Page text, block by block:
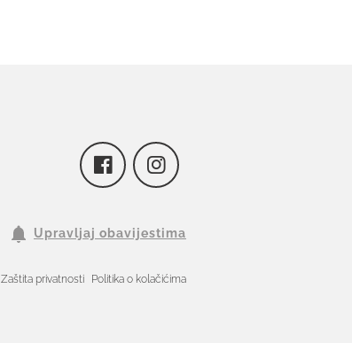
Upravljaj obavijestima
Zaštita privatnosti Politika o kolačićima